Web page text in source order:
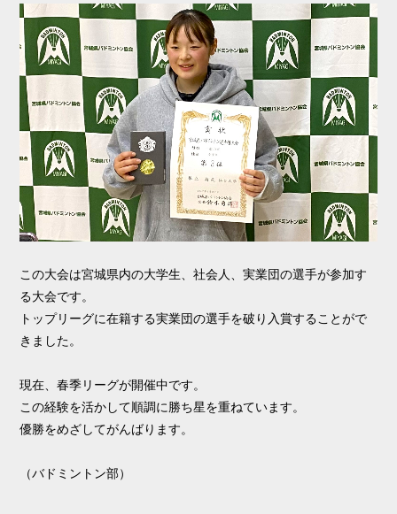
この大会は宮城県内の大学生、社会人、実業団の選手が参加す
る大会です。
トップリーグに在籍する実業団の選手を破り入賞することがで
きました。
現在、春季リーグが開催中です。
この経験を活かして順調に勝ち星を重ねています。
優勝をめざしてがんばります。
（バドミントン部）